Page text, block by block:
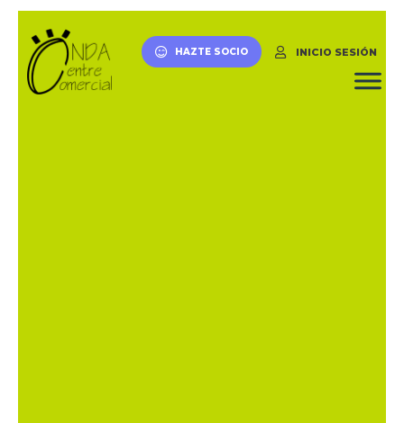
HAZTE SOCIO INICIO SESIÓN